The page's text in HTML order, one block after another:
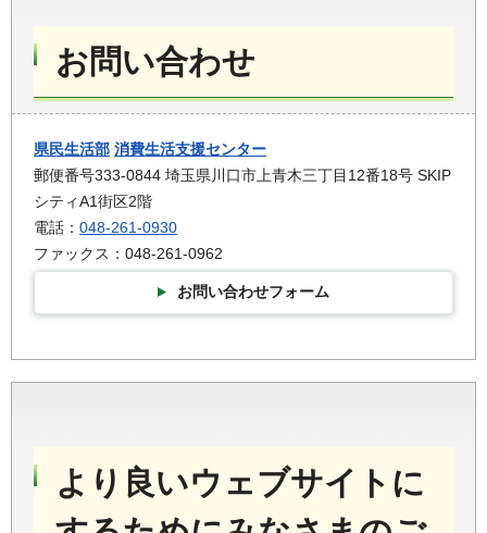
お問い合わせ
県民生活部 消費生活支援センター
郵便番号333-0844 埼玉県川口市上青木三丁目12番18号 SKIP
シティA1街区2階
電話： 048-261-0930
ファックス：048-261-0962
お問い合わせフォーム
より良いウェブサイトに